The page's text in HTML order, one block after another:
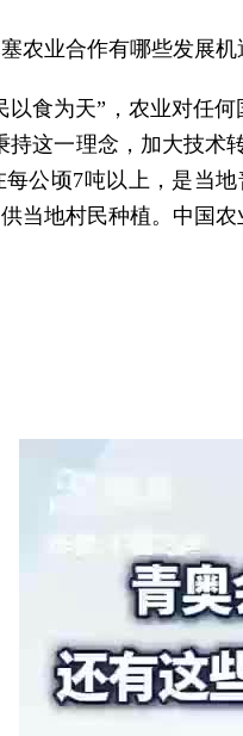
农业合作有哪些发展机
以食为天”，农业对任
持这一理念，加大技术
公顷7吨以上，是当
当地村民种植。中国